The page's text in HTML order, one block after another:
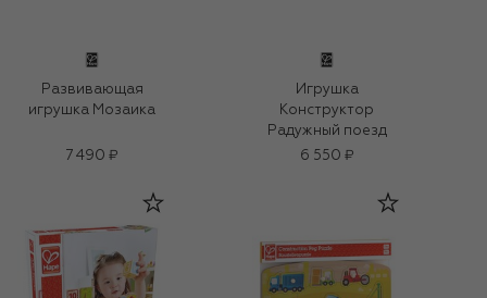
Развивающая
игрушка Мозаика
7 490 ₽
Игрушка
Конструктор
Радужный поезд
6 550 ₽